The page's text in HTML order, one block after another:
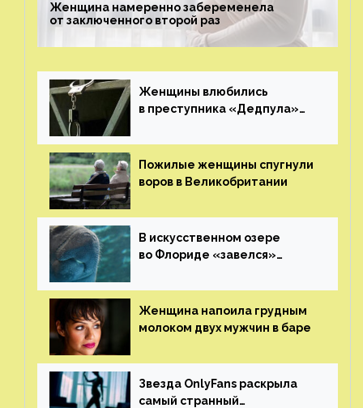
Женщина намеренно забеременела
от заключенного второй раз
Женщины влюбились
в преступника «Дедпула»
ему жизнь
Пожилые женщины спугнули
воров в Великобритании
В искусственном озере
во Флориде «завелся»
Женщина напоила грудным
молоком двух мужчин в баре
Звезда OnlyFans раскрыла
самый странный